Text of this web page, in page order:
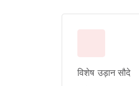
विशेष उड़ान सौदे